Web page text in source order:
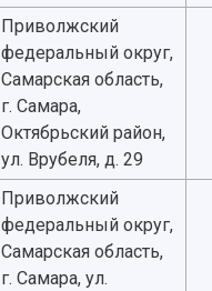
Приволжский
федеральный округ,
Самарская область,
г. Самара,
Октябрьский район,
ул. Врубеля, д. 29
Приволжский
федеральный округ,
Самарская область,
г. Самара, ул.